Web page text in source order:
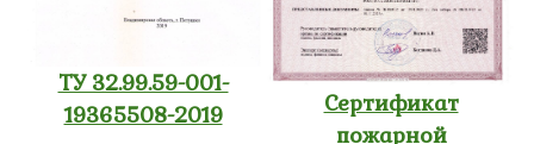
ТУ 32.99.59-001-
19365508-2019
Сертификат
пожарной